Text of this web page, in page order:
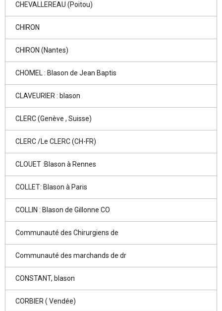
CHEVALLEREAU (Poitou)
CHIRON
CHIRON (Nantes)
CHOMEL : Blason de Jean Baptis
CLAVEURIER : blason
CLERC (Genève , Suisse)
CLERC /Le CLERC (CH-FR)
CLOUET :Blason à Rennes
COLLET: Blason à Paris
COLLIN : Blason de Gillonne CO
Communauté des Chirurgiens de
Communauté des marchands de dr
CONSTANT, blason
CORBIER ( Vendée)